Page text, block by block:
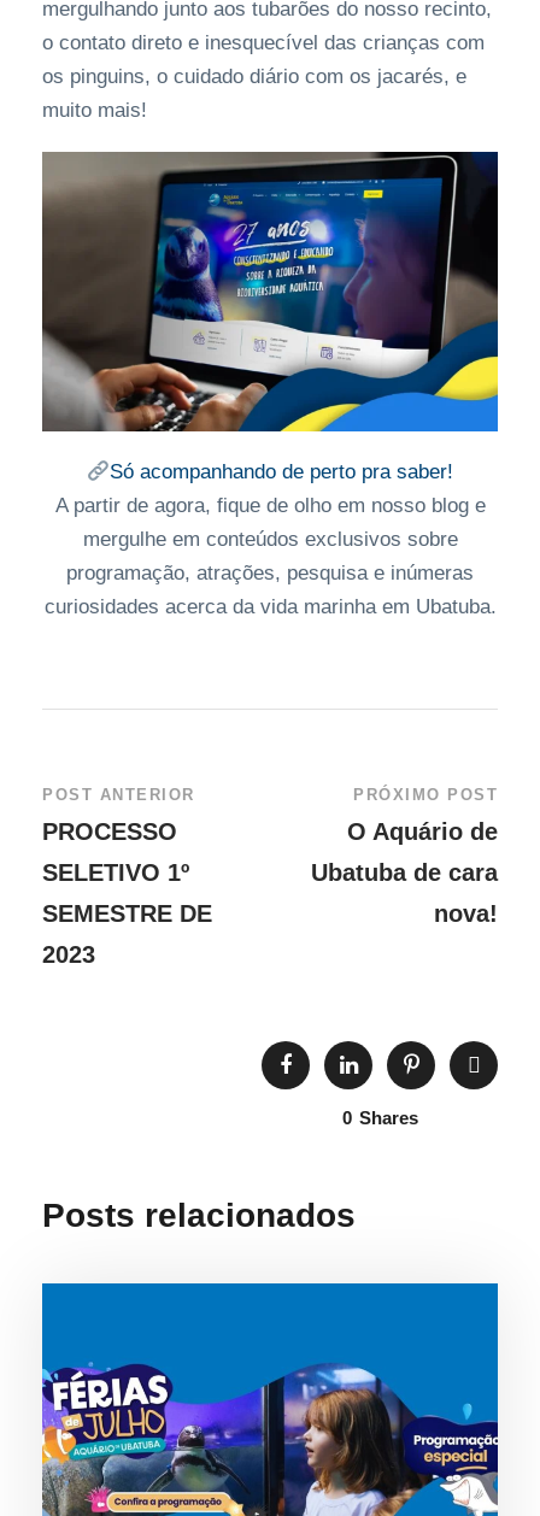
mergulhando junto aos tubarões do nosso recinto,
o contato direto e inesquecível das crianças com
os pinguins, o cuidado diário com os jacarés, e
muito mais!
Só acompanhando de perto pra saber!
A partir de agora, fique de olho em nosso blog e
mergulhe em conteúdos exclusivos sobre
programação, atrações, pesquisa e inúmeras
curiosidades acerca da vida marinha em Ubatuba.
POST ANTERIOR
PROCESSO
SELETIVO 1º
SEMESTRE DE
2023
PRÓXIMO POST
O Aquário de
Ubatuba de cara
nova!
0 Shares
Posts relacionados